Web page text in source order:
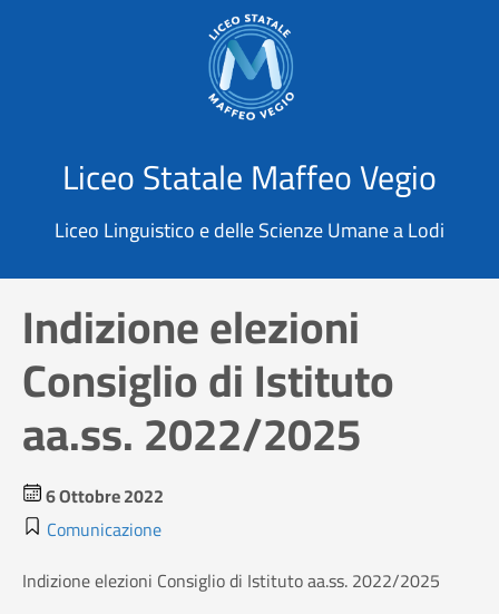
Liceo Statale Maffeo Vegio
Liceo Linguistico e delle Scienze Umane a Lodi
Cerca
Indizione elezioni
Consiglio di Istituto
aa.ss. 2022/2025
6 Ottobre 2022
Comunicazione
Indizione elezioni Consiglio di Istituto aa.ss. 2022/2025